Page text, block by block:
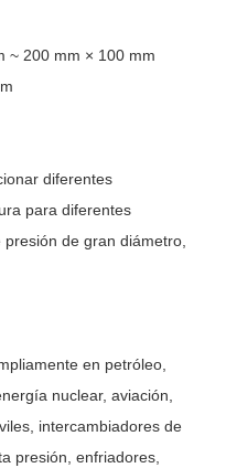
~ 200 mm × 100 mm
diferentes
para diferentes
de gran diámetro,
en petróleo,
nuclear, aviación,
intercambiadores de
presión, enfriadores,